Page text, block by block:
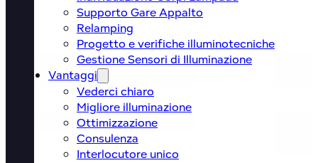
Supporto Gare Appalto
Relamping
Progetto e verifiche illuminotecniche
Gestione Sensori di Illuminazione
Vantaggi
Vederci chiaro
Migliore illuminazione
Ottimizzazione
Consulenza
Interlocutore unico